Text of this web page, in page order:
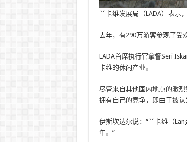
兰卡维发展局（LADA）表示
去年，有290万游客参观了受
LADA首席执行官拿督Seri
卡维的休闲产业。
尽管来自其他国内地点的激
拥有自己的竞争，即由于被认
伊斯坎达尔说：“兰卡维（
年。”